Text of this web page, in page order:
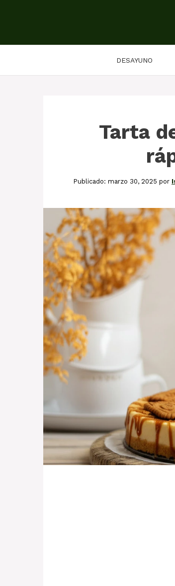
DESAYUNO
Tarta
marzo 30, 2025 por